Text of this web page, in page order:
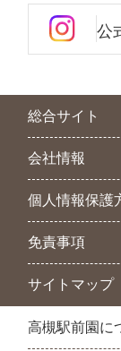
公
総合サイト
会社情報
個人情報保護
免責事項
サイトマップ
高槻駅前園に